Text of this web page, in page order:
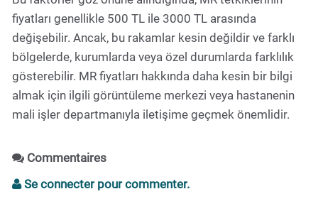
fiyatları genellikle 500 TL ile 3000 TL arasında
değişebilir. Ancak, bu rakamlar kesin değildir ve farklı
bölgelerde, kurumlarda veya özel durumlarda farklılık
gösterebilir. MR fiyatları hakkında daha kesin bir bilgi
almak için ilgili görüntüleme merkezi veya hastanenin
mali işler departmanıyla iletişime geçmek önemlidir.
Commentaires
Se connecter pour commenter.